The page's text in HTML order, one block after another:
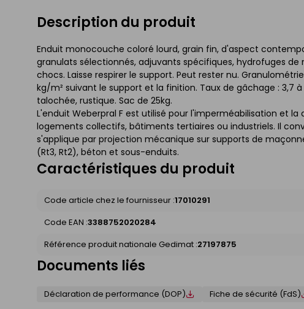
Description du produit
Enduit monocouche coloré lourd, grain fin, d'aspect
granulats sélectionnés, adjuvants spécifiques, hydrofuges
chocs. Laisse respirer le support. Peut rester nu.
kg/m² suivant le support et la finition. Taux de gâchage : 3,7
talochée, rustique. Sac de 25kg.
L'enduit Weberpral F est utilisé pour l'imperméabilisation et
logements collectifs, bâtiments tertiaires ou industriels. Il
s'applique par projection mécanique sur supports de
(Rt3, Rt2), béton et sous-enduits.
Caractéristiques du produit
Code article chez le fournisseur :17010291
Code EAN :3388752020284
Référence produit nationale Gedimat :27197875
Documents liés
Déclaration de performance (DOP) Fiche de sécurité (FdS)